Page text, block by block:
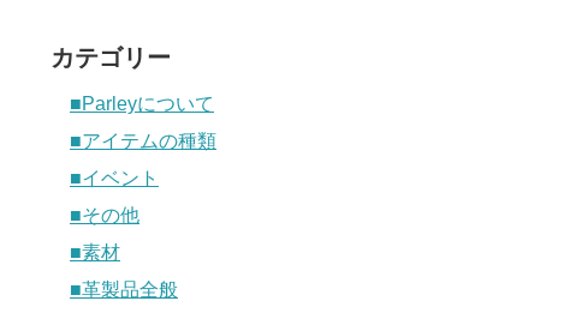
カテゴリー
■Parleyについて
■アイテムの種類
■イベント
■その他
■素材
■革製品全般